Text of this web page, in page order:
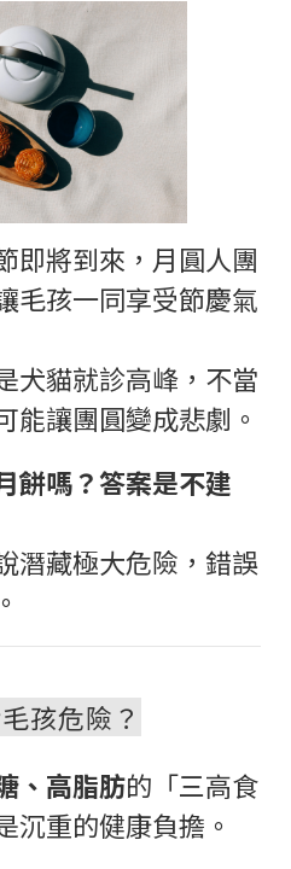
即將到來，月圓人團
毛孩一同享受節慶氣
犬貓就診高峰，不當
能讓團圓變成悲劇。
餅嗎？答案是不建
潛藏極大危險，錯誤
孩危險？
、高脂肪的「三高食
沉重的健康負擔。